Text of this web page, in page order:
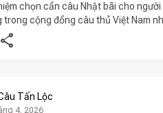
chọn cần câu Nhật bãi cho
trong cộng đồng câu thủ Việt Nam
share
Tấn Lộc
4, 2026